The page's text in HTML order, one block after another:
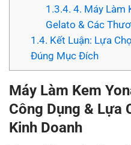
1.3.4. 4. Máy Làm
Gelato & Các
1.4. Kết Luận: Lựa
Đúng Mục Đích
Máy Làm Kem
Công Dụng & Lựa
Kinh Doanh